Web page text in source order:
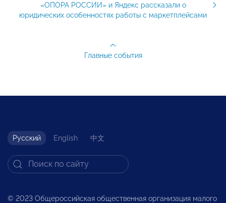
«ОПОРА РОССИИ» и Яндекс рассказали о
юридических особенностях работы с маркетплейсами
Главные события
Русский English 中文
© 2023 Общероссийская общественная организация малого